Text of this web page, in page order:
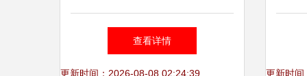
些人误导，喝错了
查看详情
更新时间：2026-08-08 02:24:39 更新时